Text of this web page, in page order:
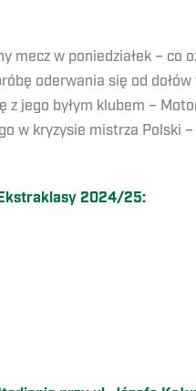
w poniedziałek –
oderwania się od
z jego byłym klubem –
w kryzysie mistrza
2024/25: